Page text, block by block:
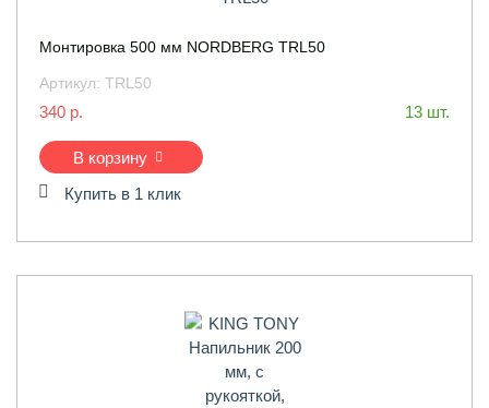
Монтировка 500 мм NORDBERG TRL50
Артикул: TRL50
340 р. 13 шт.
В корзину
Купить в 1 клик